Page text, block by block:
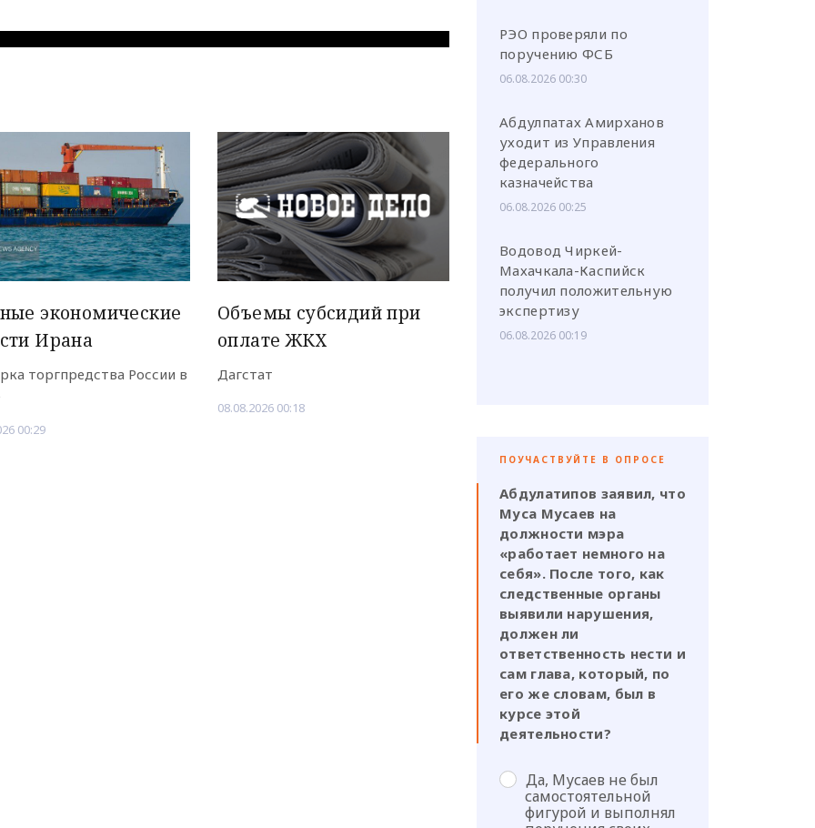
экономические
Ирана
торгпредства России в
00:29
Объемы субсидий при
оплате ЖКХ
Дагстат
08.08.2026 00:18
РЭО проверяли по
поручению ФСБ
06.08.2026 00:30
Абдулпатах Амирханов
уходит из Управления
федерального
казначейства
06.08.2026 00:25
Водовод Чиркей-
Махачкала-Каспийск
получил положительную
экспертизу
06.08.2026 00:19
ПОУЧАСТВУЙТЕ В ОПРОСЕ
Абдулатипов заявил, что
Муса Мусаев на
должности мэра
«работает немного на
себя». После того, как
следственные органы
выявили нарушения,
должен ли
ответственность нести и
сам глава, который, по
его же словам, был в
курсе этой
деятельности?
Да, Мусаев не был
самостоятельной
фигурой и выполнял